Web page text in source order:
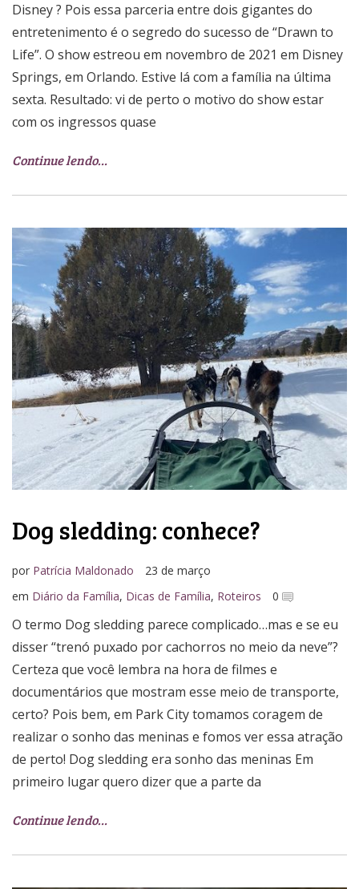
Disney ? Pois essa parceria entre dois gigantes do
entretenimento é o segredo do sucesso de “Drawn to
Life”. O show estreou em novembro de 2021 em Disney
Springs, em Orlando. Estive lá com a família na última
sexta. Resultado: vi de perto o motivo do show estar
com os ingressos quase
Continue lendo…
Dog sledding: conhece?
por Patrícia Maldonado
23 de março
em Diário da Família, Dicas de Família, Roteiros 0
O termo Dog sledding parece complicado…mas e se eu
disser “trenó puxado por cachorros no meio da neve”?
Certeza que você lembra na hora de filmes e
documentários que mostram esse meio de transporte,
certo? Pois bem, em Park City tomamos coragem de
realizar o sonho das meninas e fomos ver essa atração
de perto! Dog sledding era sonho das meninas Em
primeiro lugar quero dizer que a parte da
Continue lendo…